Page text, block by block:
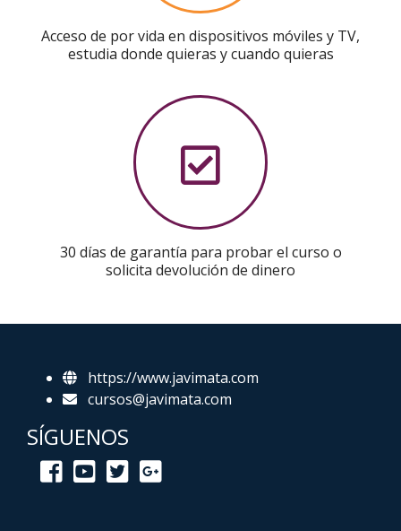
Acceso de por vida en dispositivos móviles y TV,
estudia donde quieras y cuando quieras
30 días de garantía para probar el curso o
solicita devolución de dinero
https://www.javimata.com
cursos@javimata.com
SÍGUENOS